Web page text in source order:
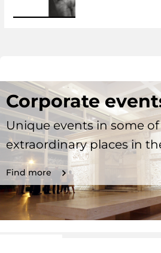
Corporate
Unique events in some
extraordinary places in
Find more